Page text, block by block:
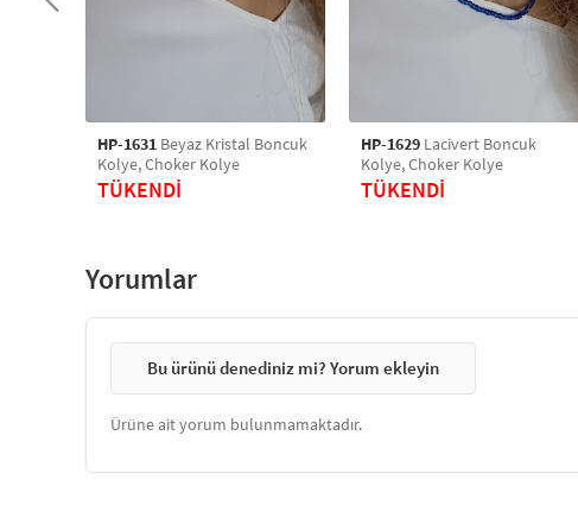
HP-1631 Beyaz Kristal Boncuk
Kolye, Choker Kolye
TÜKENDİ
HP-1629 Lacivert Boncuk
Kolye, Choker Kolye
TÜKENDİ
Yorumlar
Bu ürünü denediniz mi? Yorum ekleyin
Ürüne ait yorum bulunmamaktadır.